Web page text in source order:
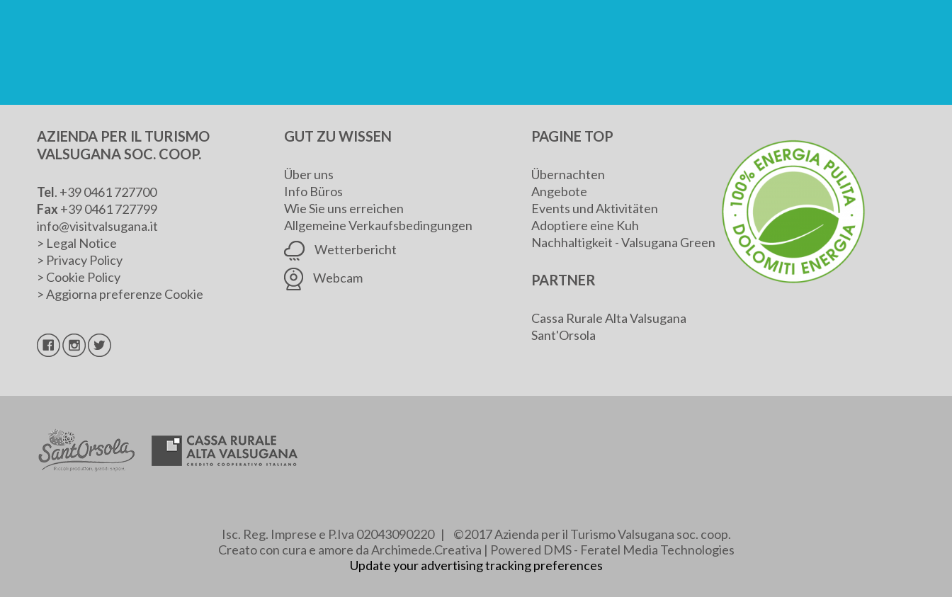
AZIENDA PER IL TURISMO
VALSUGANA SOC. COOP.
Tel. +39 0461 727700
Fax +39 0461 727799
info@visitvalsugana.it
> Legal Notice
> Privacy Policy
> Cookie Policy
>Aggiorna preferenze Cookie
GUT ZU WISSEN
Über uns
Info Büros
Wie Sie uns erreichen
Allgemeine Verkaufsbedingungen
Wetterbericht
Webcam
PAGINE TOP
Übernachten
Angebote
Events und Aktivitäten
Adoptiere eine Kuh
Nachhaltigkeit - Valsugana Green
PARTNER
Cassa Rurale Alta Valsugana
Sant'Orsola
Isc. Reg. Imprese e P.Iva 02043090220 | ©2017 Azienda per il Turismo Valsugana soc. coop.
Creato con cura e amore da Archimede.Creativa | Powered DMS - Feratel Media Technologies
Update your advertising tracking preferences